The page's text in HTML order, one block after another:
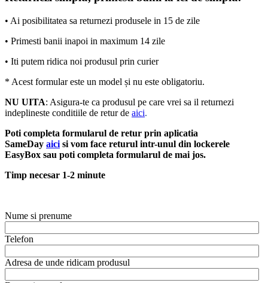
• Ai posibilitatea sa returnezi produsele in 15 de zile
• Primesti banii inapoi in maximum 14 zile
• Iti putem ridica noi produsul prin curier
* Acest formular este un model și nu este obligatoriu.
NU UITA: Asigura-te ca produsul pe care vrei sa il returnezi
indeplineste conditiile de retur de aici.
Poti completa formularul de retur prin aplicatia
SameDay aici si vom face returul intr-unul din lockerele
EasyBox sau poti completa formularul de mai jos.
Timp necesar 1-2 minute
Nume si prenume
Telefon
Adresa de unde ridicam produsul